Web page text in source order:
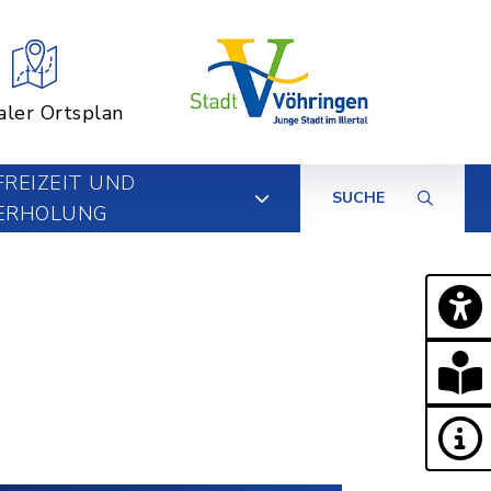
Ortsplan
UND
SUCHE